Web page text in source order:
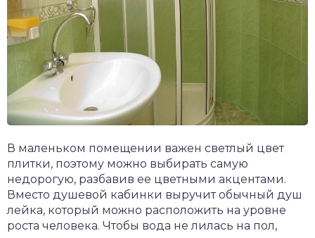
В маленьком помещении важен светлый цвет
плитки, поэтому можно выбирать самую
недорогую, разбавив ее цветными акцентами.
Вместо душевой кабинки выручит обычный душ
лейка, который можно расположить на уровне
роста человека. Чтобы вода не лилась на пол,